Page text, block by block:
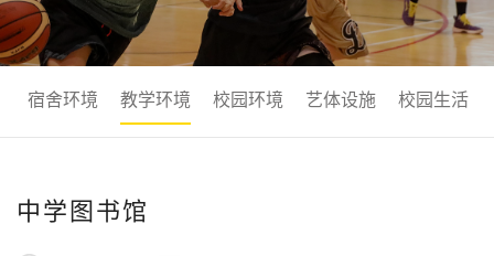
宿舍环境 教学环境 校园环境 艺体设施 校园生活
中学图书馆